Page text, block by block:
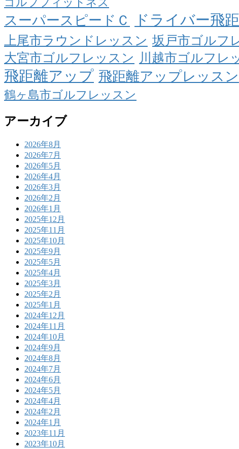
スーパースピードＣ ドライバー飛
上尾市ラウンドレッスン 坂戸市ゴルフ
大宮市ゴルフレッスン 川越市ゴルフレ
飛距離アップ 飛距離アップレッスン
鶴ヶ島市ゴルフレッスン
アーカイブ
2026年8月
2026年7月
2026年5月
2026年4月
2026年3月
2026年2月
2026年1月
2025年12月
2025年11月
2025年10月
2025年9月
2025年5月
2025年4月
2025年3月
2025年2月
2025年1月
2024年12月
2024年11月
2024年10月
2024年9月
2024年8月
2024年7月
2024年6月
2024年5月
2024年4月
2024年2月
2024年1月
2023年11月
2023年10月